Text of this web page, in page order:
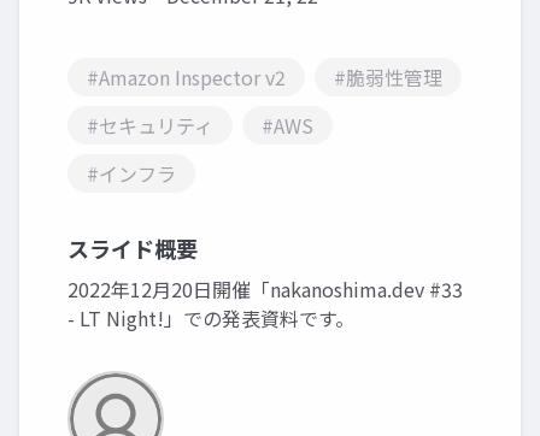
#Amazon Inspector v2
#脆弱性管理
#セキュリティ
#AWS
#インフラ
スライド概要
2022年12月20日開催「nakanoshima.dev #33
- LT Night!」での発表資料です。